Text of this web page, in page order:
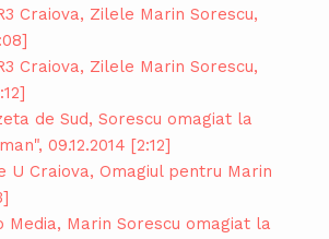
Craiova, Zilele Marin Sorescu,
Craiova, Zilele Marin Sorescu,
de Sud, Sorescu omagiat la
09.12.2014 [2:12]
U Craiova, Omagiul pentru Marin
Media, Marin Sorescu omagiat la